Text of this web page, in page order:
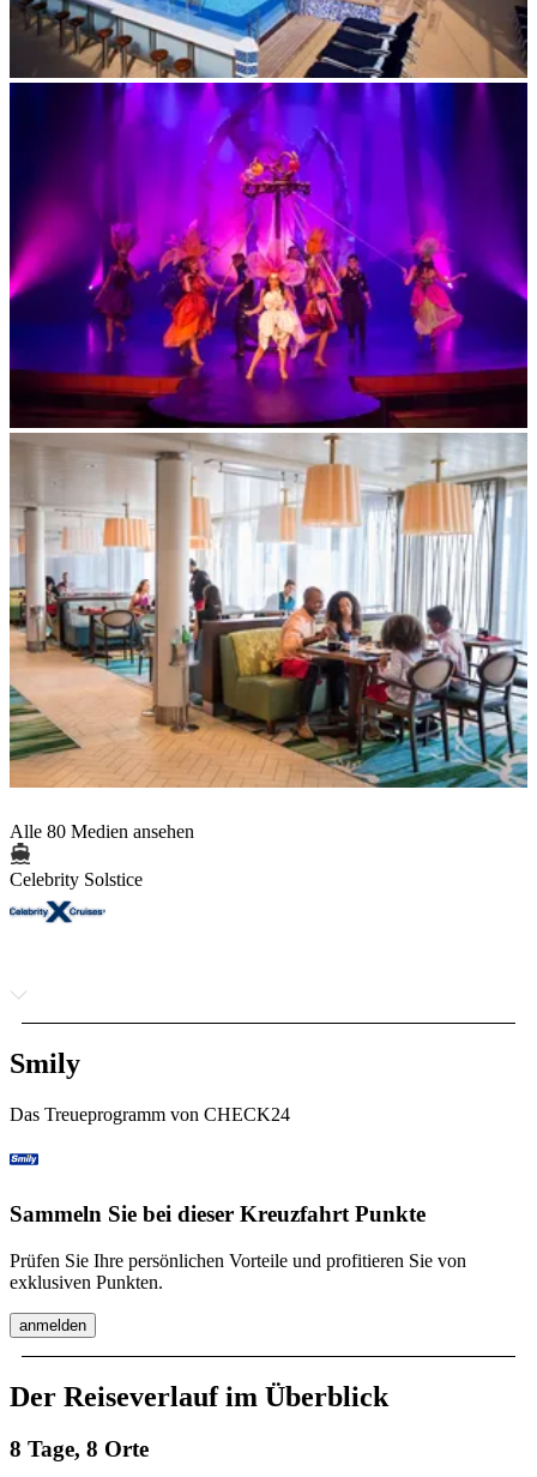
Alle 80 Medien ansehen
Celebrity Solstice
Smily
Das Treueprogramm von CHECK24
Sammeln Sie bei dieser Kreuzfahrt Punkte
Prüfen Sie Ihre persönlichen Vorteile und profitieren Sie von
exklusiven Punkten.
anmelden
Der Reiseverlauf im Überblick
8 Tage, 8 Orte